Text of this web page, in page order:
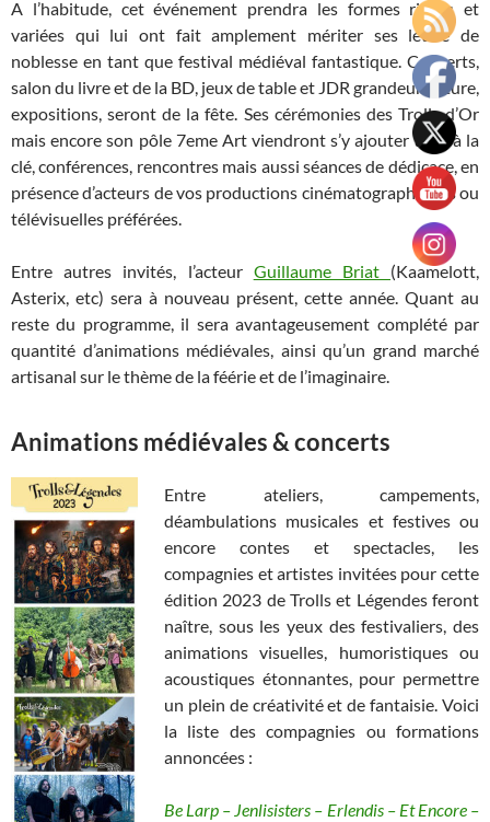
A l’habitude, cet événement prendra les formes riches et
variées qui lui ont fait amplement mériter ses lettre de
noblesse en tant que festival médiéval fantastique. Concerts,
salon du livre et de la BD, jeux de table et JDR grandeur nature,
expositions, seront de la fête. Ses cérémonies des Trolls d’Or
mais encore son pôle 7eme Art viendront s’y ajouter avec à la
clé, conférences, rencontres mais aussi séances de dédicace, en
présence d’acteurs de vos productions cinématographiques ou
télévisuelles préférées.
Entre autres invités, l’acteur Guillaume Briat (Kaamelott,
Asterix, etc) sera à nouveau présent, cette année. Quant au
reste du programme, il sera avantageusement complété par
quantité d’animations médiévales, ainsi qu’un grand marché
artisanal sur le thème de la féérie et de l’imaginaire.
Animations médiévales & concerts
Entre ateliers, campements,
déambulations musicales et festives ou
encore contes et spectacles, les
compagnies et artistes invitées pour cette
édition 2023 de Trolls et Légendes feront
naître, sous les yeux des festivaliers, des
animations visuelles, humoristiques ou
acoustiques étonnantes, pour permettre
un plein de créativité et de fantaisie. Voici
la liste des compagnies ou formations
annoncées :
Be Larp – Jenlisisters – Erlendis – Et Encore –